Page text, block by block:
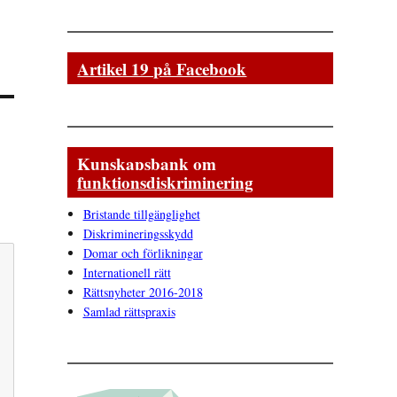
Artikel 19 på Facebook
Kunskapsbank om
funktionsdiskriminering
Bristande tillgänglighet
Diskrimineringsskydd
Domar och förlikningar
Internationell rätt
Rättsnyheter 2016-2018
Samlad rättspraxis